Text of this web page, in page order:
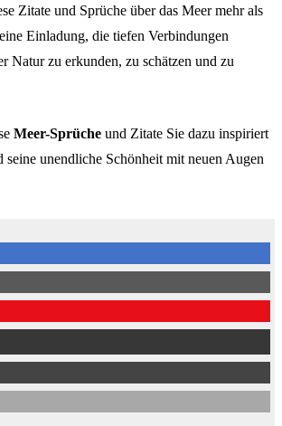
Zita­te und Sprü­che über das Meer mehr als
Einla­dung, die tiefen Verbin­dun­gen
Natur zu erkun­den, zu schät­zen und zu
Meer-Sprü­che und Zita­te Sie dazu inspi­riert
seine unend­li­che Schön­heit mit neuen Augen